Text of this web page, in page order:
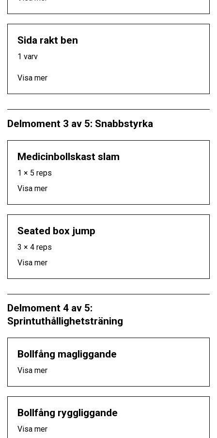
Sida rakt ben
1 varv
Visa mer
Delmoment 3 av 5: Snabbstyrka
Medicinbollskast slam
1 × 5 reps
Visa mer
Seated box jump
3 × 4 reps
Visa mer
Delmoment 4 av 5:
Sprintuthållighetsträning
Bollfång magliggande
Visa mer
Bollfång ryggliggande
Visa mer